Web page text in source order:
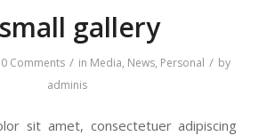
gallery
0 Comments / in Media, News, Personal / by
adminis
sit amet, consectetuer adipiscing